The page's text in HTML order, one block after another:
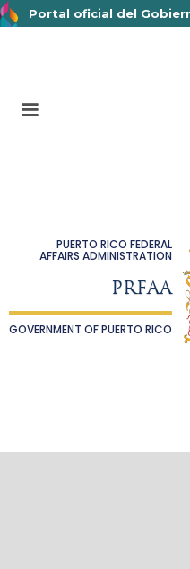
Portal oficial del
Los sitios web seguros
significa que usted se
PUERTO RICO FEDERAL
AFFAIRS ADMINISTRATION
PRFAA
GOVERNMENT OF PUERTO RICO